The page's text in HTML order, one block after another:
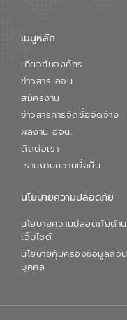
เมนูหลัก
เกี่ยวกับองค์กร
ข่าวสาร อจน.
สมัครงาน
ข่าวสารการจัดซื้อจัดจ้าง
ผลงาน อจน.
ติดต่อเรา
รายงานความยั่งยืน
นโยบายความปลอดภัย
นโยบายความปลอดภัยด้าน
เว็บไซต์
นโยบายคุ้มครองข้อมูลส่วน
บุคคล